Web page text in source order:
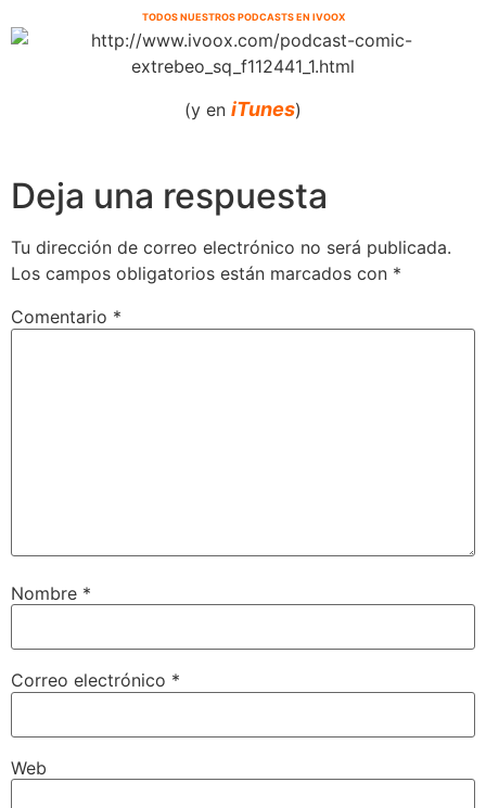
TODOS NUESTROS PODCASTS EN IVOOX
(y en iTunes)
Deja una respuesta
Tu dirección de correo electrónico no será publicada.
Los campos obligatorios están marcados con *
Comentario *
Nombre *
Correo electrónico *
Web